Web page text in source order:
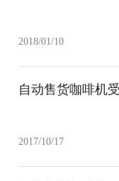
2018/01/10
自动售货咖啡机
2017/10/17